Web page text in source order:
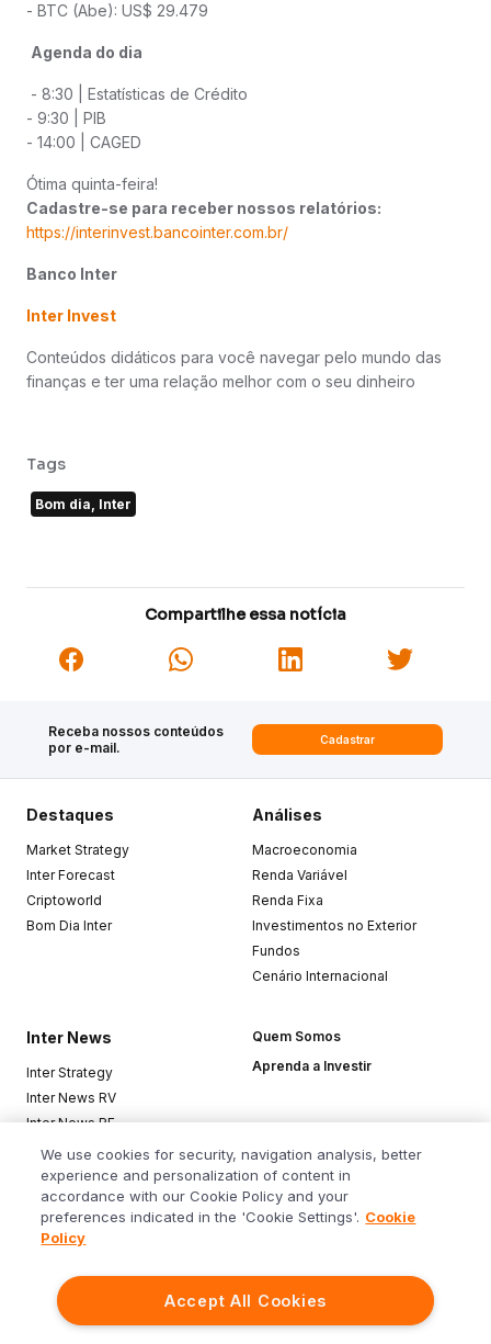
- BTC (Abe): US$ 29.479
Agenda do dia
- 8:30 | Estatísticas de Crédito
- 9:30 | PIB
- 14:00 | CAGED
Ótima quinta-feira!
Cadastre-se para receber nossos relatórios:
https://interinvest.bancointer.com.br/
Banco Inter
Inter Invest
Conteúdos didáticos para você navegar pelo mundo das
finanças e ter uma relação melhor com o seu dinheiro
Tags
Bom dia, Inter
Compartilhe essa notícia
Receba nossos conteúdos
por e-mail.
Cadastrar
Siga o Inter
Destaques
Market Strategy
Inter Forecast
Criptoworld
Bom Dia Inter
Análises
Macroeconomia
Renda Variável
Renda Fixa
Investimentos no Exterior
Fundos
Cenário Internacional
Inter News
Inter Strategy
Inter News RV
Inter News RF
Top Funds
Quem Somos
Aprenda a Investir
Baixe o app
We use cookies for security, navigation analysis, better
experience and personalization of content in
accordance with our Cookie Policy and your
preferences indicated in the 'Cookie Settings'. Cookie
Policy
Accept All Cookies